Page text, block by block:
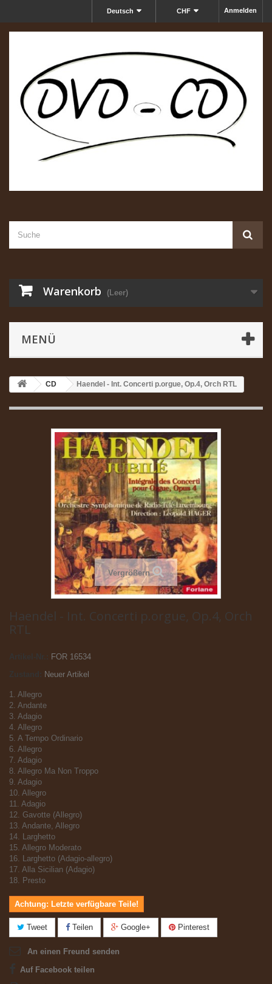
Anmelden
CHF
Deutsch
Warenkorb (Leer)
MENÜ
CD Haendel - Int. Concerti p.orgue, Op.4, Orch RTL
Vergrößern
Haendel - Int. Concerti p.orgue, Op.4, Orch
RTL
Artikel-Nr.:
FOR 16534
Zustand:
Neuer Artikel
1. Allegro
2. Andante
3. Adagio
4. Allegro
5. A Tempo Ordinario
6. Allegro
7. Adagio
8. Allegro Ma Non Troppo
9. Adagio
10. Allegro
11. Adagio
12. Gavotte (Allegro)
13. Andante, Allegro
14. Larghetto
15. Allegro Moderato
16. Larghetto (Adagio-allegro)
17. Alla Sicilian (Adagio)
18. Presto
Achtung: Letzte verfügbare Teile!
Tweet Teilen Google+ Pinterest
An einen Freund senden
Auf Facebook teilen